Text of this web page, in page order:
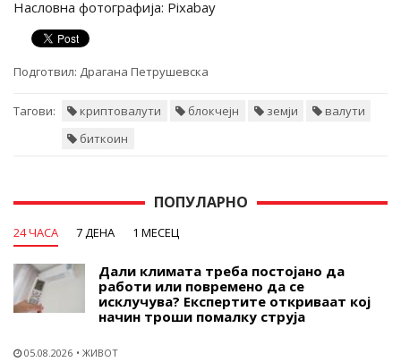
Насловна фотографија: Pixabay
Подготвил: Драгана Петрушевска
Тагови: криптовалути блокчејн земји
валути
биткоин
ПОПУЛАРНО
24 ЧАСА 7 ДЕНА 1 МЕСЕЦ
Дали климата треба постојано да
работи или повремено да се
исклучува? Експертите откриваат кој
начин троши помалку струја
05.08.2026 ЖИВОТ